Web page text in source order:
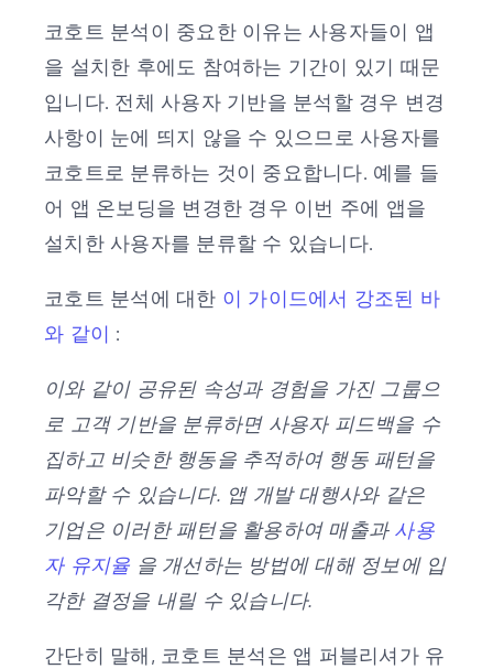
코호트 분석이 중요한 이유는 사용자들이 앱
을 설치한 후에도 참여하는 기간이 있기 때문
입니다. 전체 사용자 기반을 분석할 경우 변경
사항이 눈에 띄지 않을 수 있으므로 사용자를
코호트로 분류하는 것이 중요합니다. 예를 들
어 앱 온보딩을 변경한 경우 이번 주에 앱을
설치한 사용자를 분류할 수 있습니다.
코호트 분석에 대한 이 가이드에서 강조된 바
와 같이
:
이와 같이 공유된 속성과 경험을 가진 그룹으
로 고객 기반을 분류하면 사용자 피드백을 수
집하고 비슷한 행동을 추적하여 행동 패턴을
파악할 수 있습니다. 앱 개발 대행사와 같은
기업은 이러한 패턴을 활용하여 매출과 사용
자 유지율 을 개선하는 방법에 대해 정보에 입
각한 결정을 내릴 수 있습니다.
간단히 말해, 코호트 분석은 앱 퍼블리셔가 유